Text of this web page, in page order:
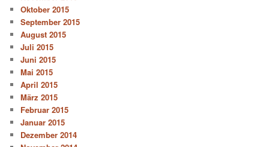
Oktober 2015
September 2015
August 2015
Juli 2015
Juni 2015
Mai 2015
April 2015
März 2015
Februar 2015
Januar 2015
Dezember 2014